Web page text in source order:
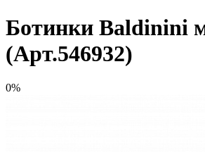
Ботинки Baldinini
(Арт.546932)
0%